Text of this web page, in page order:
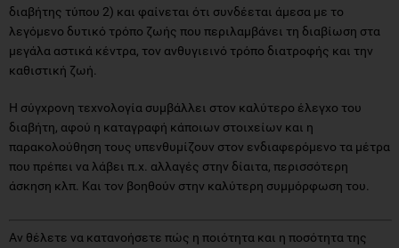
διαβήτης τύπου 2) και φαίνεται ότι συνδέεται άμεσα με το
λεγόμενο δυτικό τρόπο ζωής που περιλαμβάνει τη διαβίωση στα
μεγάλα αστικά κέντρα, τον ανθυγιεινό τρόπο διατροφής και την
καθιστική ζωή.
Η σύγχρονη τεχνολογία συμβάλλει στον καλύτερο έλεγχο του
διαβήτη, αφού η καταγραφή κάποιων στοιχείων και η
παρακολούθηση τους υπενθυμίζουν στον ενδιαφερόμενο τα μέτρα
που πρέπει να λάβει π.χ. αλλαγές στην δίαιτα, περισσότερη
άσκηση κλπ. Και τον βοηθούν στην καλύτερη συμμόρφωση του.
Αν θέλετε να κατανοήσετε πώς η ποιότητα και η ποσότητα της